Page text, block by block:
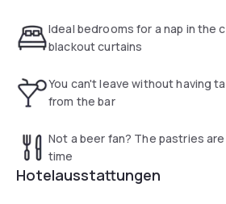
Please provide this information to
Thank you – Kind regards.
Ideal bedrooms for a nap in the
blackout curtains
You can't leave without having
from the bar
Not a beer fan? The pastries
time
Hotelausstattungen